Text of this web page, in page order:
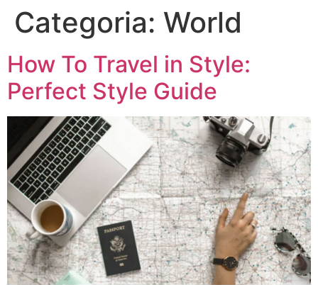
Categoria: World
How To Travel in Style:
Perfect Style Guide